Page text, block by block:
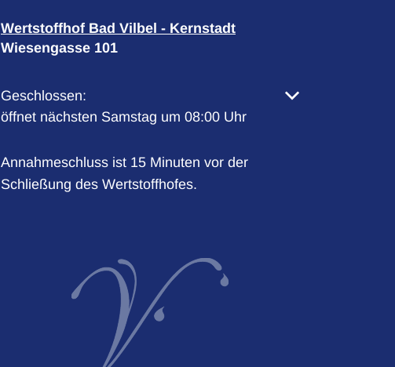
Wertstoffhof Bad Vilbel - Kernstadt
Wiesengasse 101
Klicken, um weitere Öffnungs- oder Schließzeiten auszublenden
Geschlossen:
öffnet nächsten Samstag um 08:00 Uhr
Annahmeschluss ist 15 Minuten vor der
Schließung des Wertstoffhofes.